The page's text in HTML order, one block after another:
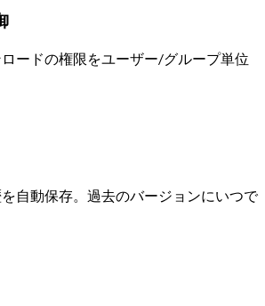
ードの権限をユーザー/グループ単位
自動保存。過去のバージョンにいつで